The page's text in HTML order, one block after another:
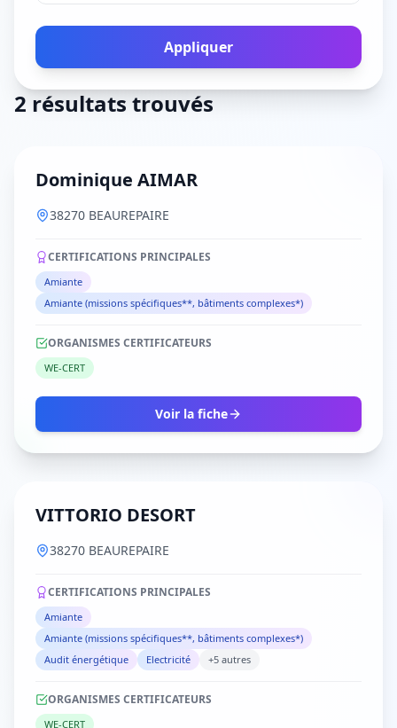
Appliquer
2 résultats trouvés
Dominique AIMAR
38270 BEAUREPAIRE
CERTIFICATIONS PRINCIPALES
Amiante
Amiante (missions spécifiques**, bâtiments complexes*)
ORGANISMES CERTIFICATEURS
WE-CERT
Voir la fiche
VITTORIO DESORT
38270 BEAUREPAIRE
CERTIFICATIONS PRINCIPALES
Amiante
Amiante (missions spécifiques**, bâtiments complexes*)
Audit énergétique
Electricité +5 autres
ORGANISMES CERTIFICATEURS
WE-CERT